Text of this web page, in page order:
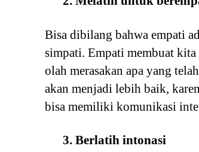
Bisa dibilang bahwa empati
simpati. Empati membuat
olah merasakan apa yang
akan menjadi lebih baik,
bisa memiliki komunikasi
3. Berlatih intonasi